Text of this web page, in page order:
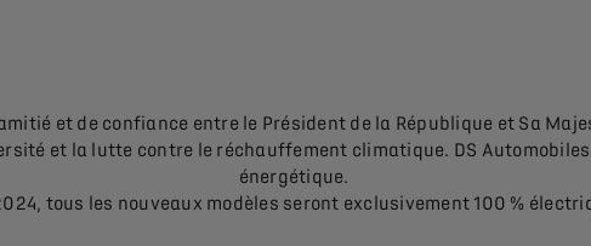
et de confiance entre le Président de la République et Sa
et la lutte contre le réchauffement climatique. DS
énergétique.
tous les nouveaux modèles seront exclusivement 100 %